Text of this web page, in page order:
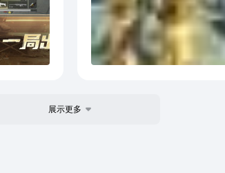
展示更多